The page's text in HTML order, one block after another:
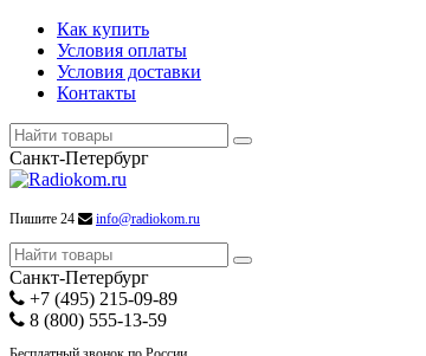
Как купить
Условия оплаты
Условия доставки
Контакты
Санкт-Петербург
Пишите 24 info@radiokom.ru
Санкт-Петербург
+7 (495) 215-09-89
8 (800) 555-13-59